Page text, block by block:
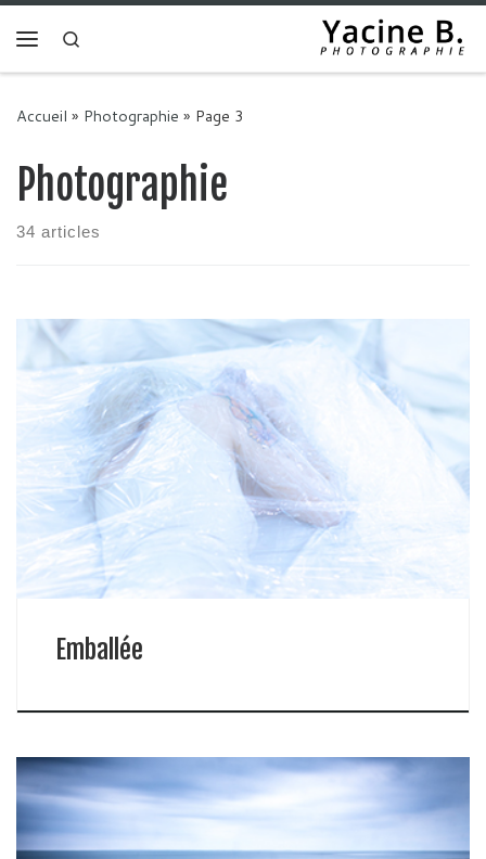
Skip to content
Accueil » Photographie » Page 3
Photographie
34 articles
Emballée